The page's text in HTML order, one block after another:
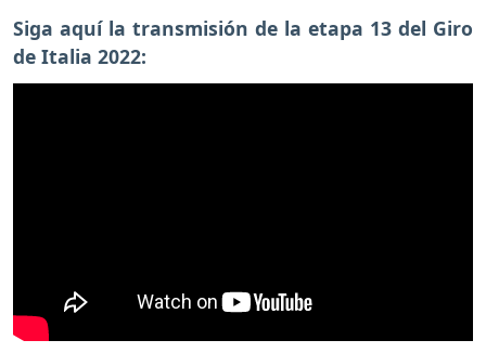
Siga aquí la transmisión de la etapa 13 del Giro
de Italia 2022: